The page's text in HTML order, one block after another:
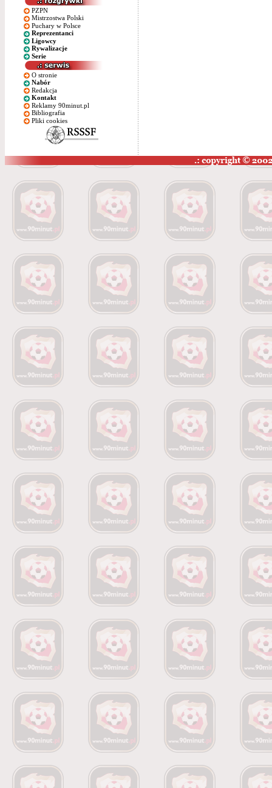
PZPN
Mistrzostwa Polski
Puchary w Polsce
Reprezentanci
Ligowcy
Rywalizacje
Serie
O stronie
Nabór
Redakcja
Kontakt
Reklamy 90minut.pl
Bibliografia
Pliki cookies